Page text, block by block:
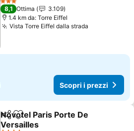
3 Stelle
8,1 Ottima
3.109
1.4 km da: Torre Eiffel
Vista Torre Eiffel dalla strada
Scopri i prezzi
CondividiAggiungi ai preferiti
Novotel Paris Porte De
Versailles